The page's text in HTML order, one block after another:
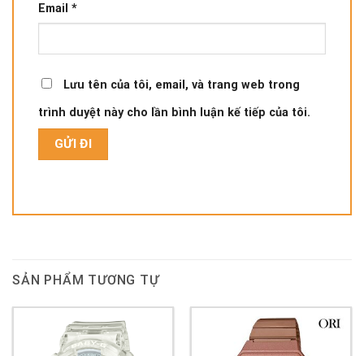
Email *
Lưu tên của tôi, email, và trang web trong
trình duyệt này cho lần bình luận kế tiếp của tôi.
SẢN PHẨM TƯƠNG TỰ